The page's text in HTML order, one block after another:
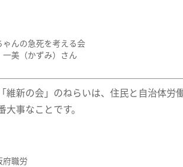
んの急死を考える会
美（かずみ）さん
維新の会」のねらいは、住民と自治体労
大事なことです。
職労